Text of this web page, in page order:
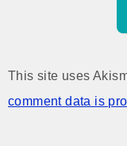
This site uses
comment data is